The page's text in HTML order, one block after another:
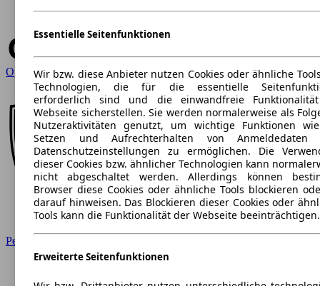
Opel
Peugeot
Essentielle Seitenfunktionen
Wir bzw. diese Anbieter nutzen Cookies oder ähnliche
Technologien, die für die essentielle
erforderlich sind und die einwandfreie
Webseite sicherstellen. Sie werden normalerweise als
Nutzeraktivitäten genutzt, um wichtige Funktionen
Setzen und Aufrechterhalten von Anmeldedaten
Datenschutzeinstellungen zu ermöglichen. Die
dieser Cookies bzw. ähnlicher Technologien kann
nicht abgeschaltet werden. Allerdings können
Browser diese Cookies oder ähnliche Tools blockieren
darauf hinweisen. Das Blockieren dieser Cookies oder
Tools kann die Funktionalität der Webseite beeinträchtigen.
Erweiterte Seitenfunktionen